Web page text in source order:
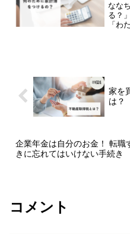
なな
る？
「わ
家を
は？
企業年金は自分のお金！ 転職
きに忘れてはいけない手続き
コメント